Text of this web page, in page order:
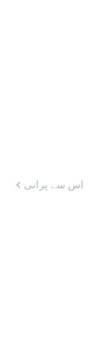
اس سے پرانی